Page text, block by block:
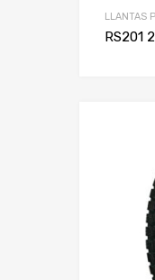
LLANTAS
RS201